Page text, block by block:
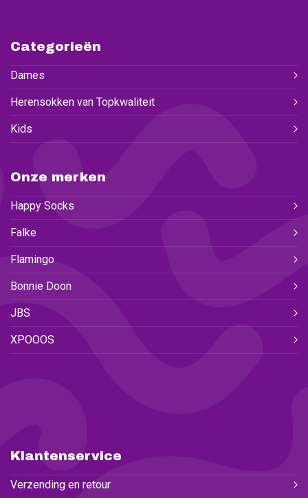
Categorieën
Dames
Herensokken van Topkwaliteit
Kids
Onze merken
Happy Socks
Falke
Flamingo
Bonnie Doon
JBS
XPOOOS
Klantenservice
Verzending en retour